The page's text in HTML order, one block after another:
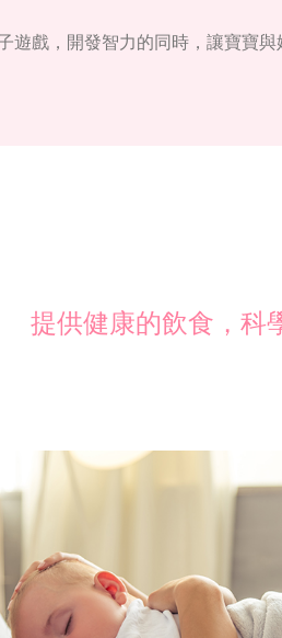
遊戲，開發智力的同時，讓寶寶
提供健康的飲食，科